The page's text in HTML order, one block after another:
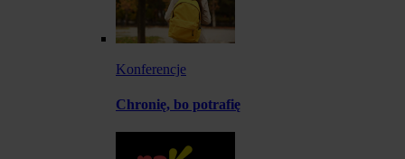
Konferencje
Chronię, bo potrafię